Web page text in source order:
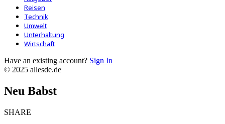
Reisen
Technik
Umwelt
Unterhaltung
Wirtschaft
Have an existing account? Sign In
© 2025 allesde.de
Neu Babst
SHARE